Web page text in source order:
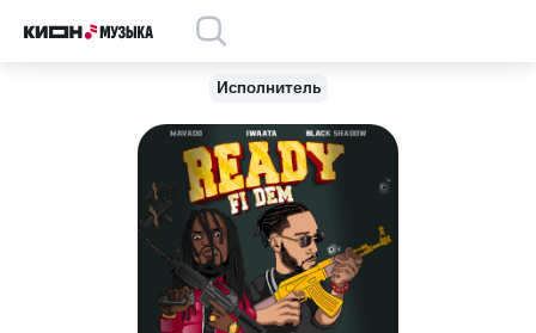
Исполнитель